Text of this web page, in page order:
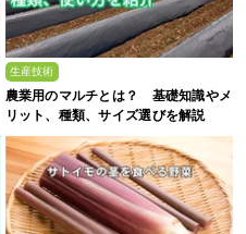
生産技術
農業用のマルチとは？ 基礎知識やメ
リット、種類、サイズ選びを解説